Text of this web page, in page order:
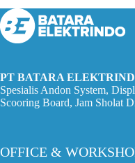
PT BATARA
Spesialis Andon System,
Scooring Board, Jam Sholat
OFFICE &